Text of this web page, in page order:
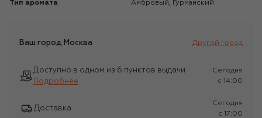
Тип аромата Амбровый, Гурманский
Ваш город Москва Другой город
Доступно в одном из 6 пунктов выдачи
Подробнее
Сегодня
c 14:00
Доставка
Сегодня
c 17:00